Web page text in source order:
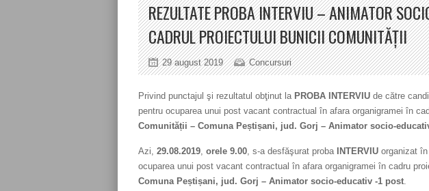
REZULTATE PROBA INTERVIU – ANIMATOR
CADRUL PROIECTULUI BUNICII COMUNITĂȚII
29 august 2019 Concursuri
Privind punctajul şi rezultatul obţinut la PROBA INTERVIU de către
pentru ocuparea unui post vacant contractual în afara organigramei în
Comunității – Comuna Peștișani, jud. Gorj – Animator socio-
Azi, 29.08.2019, orele 9.00, s-a desfăşurat proba INTERVIU organizat
ocuparea unui post vacant contractual în afara organigramei în cadru
Comuna Peștișani, jud. Gorj – Animator socio-educativ -1 post.